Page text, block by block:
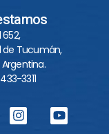
de Tucumán,
3311